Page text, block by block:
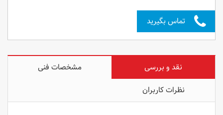
تماس بگیرید
نقد و بررسی
مشخصات فنی
نظرات کاربران